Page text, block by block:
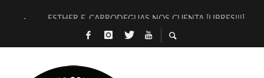
ESTHER F. CARRODEGUAS NOS CUENTA [LIBRES!!!]
[TERRA DE GUAPES] DE SANDRA MONFORT